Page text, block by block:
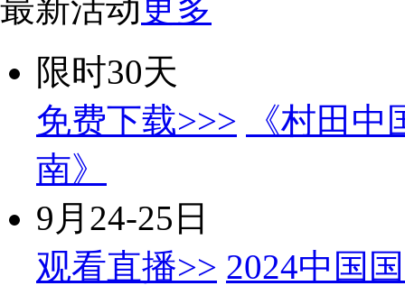
最新活动 更多
限时30天
免费下载>>>
《村田
南》
9月24-25日
观看直播>> 2024中国